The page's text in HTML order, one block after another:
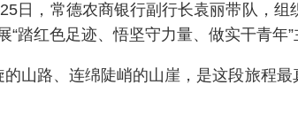
日，常德农商银行副行长袁丽带队，组
踏红色足迹、悟坚守力量、做实干青年”
山路、连绵陡峭的山崖，是这段旅程